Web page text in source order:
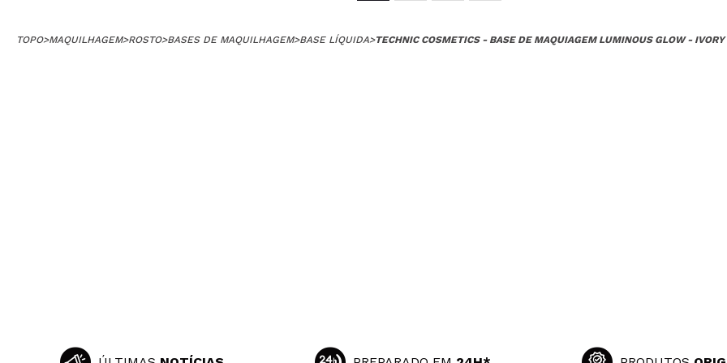
TOPO>MAQUILHAGEM>ROSTO>BASES DE MAQUILHAGEM>BASE LÍQUIDA>TECHNIC COSMETICS - BASE DE MAQUIAGEM LUMINOUS GLOW - IVORY